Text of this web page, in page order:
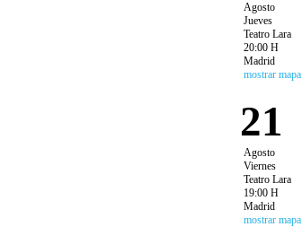
Agosto
Jueves
Teatro Lara
20:00 H
Madrid
mostrar mapa
21
Agosto
Viernes
Teatro Lara
19:00 H
Madrid
mostrar mapa